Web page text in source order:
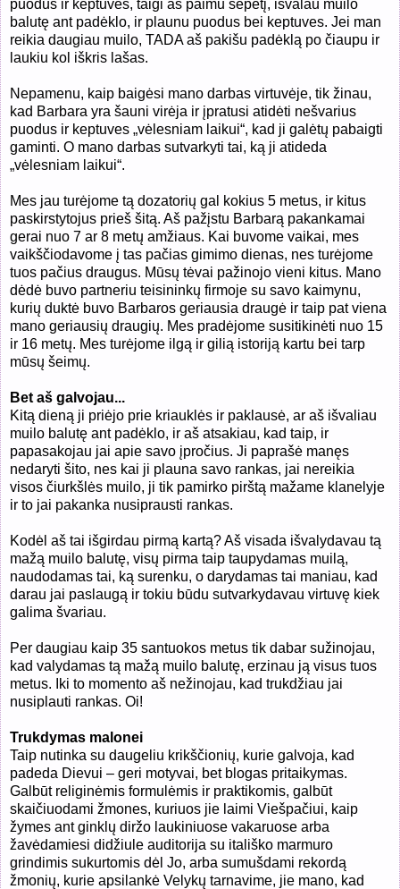
puodus ir keptuves, taigi aš paimu šepetį, išvalau muilo
balutę ant padėklo, ir plaunu puodus bei keptuves. Jei man
reikia daugiau muilo, TADA aš pakišu padėklą po čiaupu ir
laukiu kol iškris lašas.
Nepamenu, kaip baigėsi mano darbas virtuvėje, tik žinau,
kad Barbara yra šauni virėja ir įpratusi atidėti nešvarius
puodus ir keptuves „vėlesniam laikui“, kad ji galėtų pabaigti
gaminti. O mano darbas sutvarkyti tai, ką ji atideda
„vėlesniam laikui“.
Mes jau turėjome tą dozatorių gal kokius 5 metus, ir kitus
paskirstytojus prieš šitą. Aš pažįstu Barbarą pakankamai
gerai nuo 7 ar 8 metų amžiaus. Kai buvome vaikai, mes
vaikščiodavome į tas pačias gimimo dienas, nes turėjome
tuos pačius draugus. Mūsų tėvai pažinojo vieni kitus. Mano
dėdė buvo partneriu teisininkų firmoje su savo kaimynu,
kurių duktė buvo Barbaros geriausia draugė ir taip pat viena
mano geriausių draugių. Mes pradėjome susitikinėti nuo 15
ir 16 metų. Mes turėjome ilgą ir gilią istoriją kartu bei tarp
mūsų šeimų.
Bet aš galvojau...
Kitą dieną ji priėjo prie kriauklės ir paklausė, ar aš išvaliau
muilo balutę ant padėklo, ir aš atsakiau, kad taip, ir
papasakojau jai apie savo įpročius. Ji paprašė manęs
nedaryti šito, nes kai ji plauna savo rankas, jai nereikia
visos čiurkšlės muilo, ji tik pamirko pirštą mažame klanelyje
ir to jai pakanka nusiprausti rankas.
Kodėl aš tai išgirdau pirmą kartą? Aš visada išvalydavau tą
mažą muilo balutę, visų pirma taip taupydamas muilą,
naudodamas tai, ką surenku, o darydamas tai maniau, kad
darau jai paslaugą ir tokiu būdu sutvarkydavau virtuvę kiek
galima švariau.
Per daugiau kaip 35 santuokos metus tik dabar sužinojau,
kad valydamas tą mažą muilo balutę, erzinau ją visus tuos
metus. Iki to momento aš nežinojau, kad trukdžiau jai
nusiplauti rankas. Oi!
Trukdymas malonei
Taip nutinka su daugeliu krikščionių, kurie galvoja, kad
padeda Dievui – geri motyvai, bet blogas pritaikymas.
Galbūt religinėmis formulėmis ir praktikomis, galbūt
skaičiuodami žmones, kuriuos jie laimi Viešpačiui, kaip
žymes ant ginklų diržo laukiniuose vakaruose arba
žavėdamiesi didžiule auditorija su itališko marmuro
grindimis sukurtomis dėl Jo, arba sumušdami rekordą
žmonių, kurie apsilankė Velykų tarnavime, jie mano, kad